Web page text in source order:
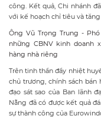
công. Kết quả, Chi nhánh
với kế hoạch chỉ tiêu và tăng
Ông Vũ Trọng Trung -
những CBNV kinh doanh
hàng nhà riêng
Trên tinh thần đầy nhiệt
chủ trương, chính sách bán
đạo sát sao của Ban lãnh
Nẵng đã có được kết quả
sự thành công của